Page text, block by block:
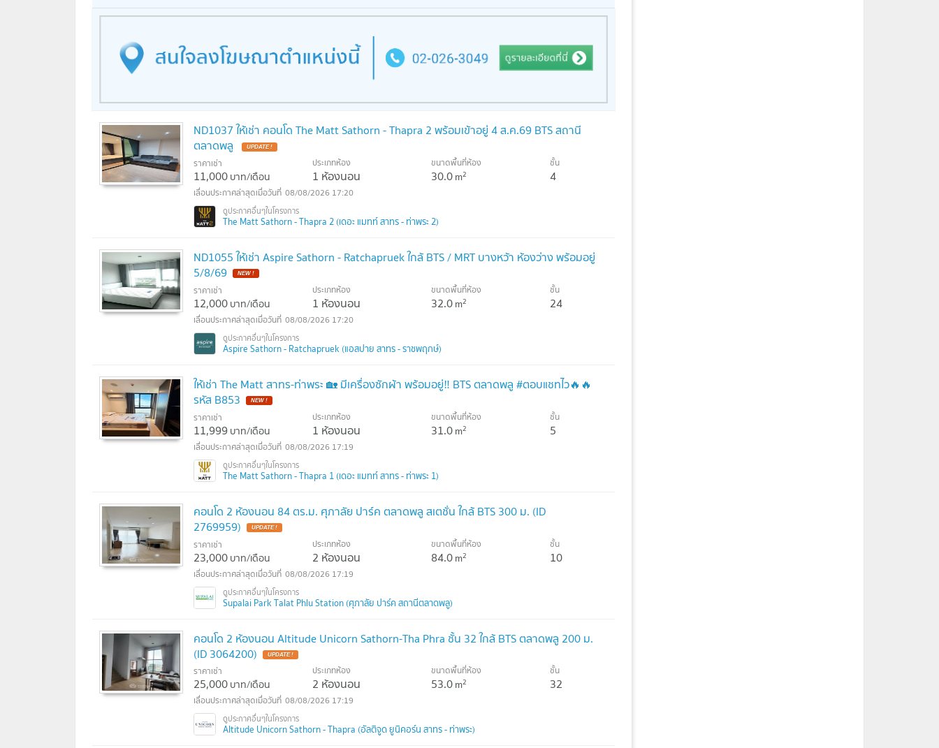
ND1037 ให้เช่า คอนโด The Matt Sathorn - Thapra 2 พร้อมเข้าอยู่ 4 ส.ค.69 BTS สถานี
ตลาดพลู
ราคาเช่า
11,000บาท/เดือน
ประเภทห้อง
1 ห้องนอน
ขนาดพื้นที่ห้อง
30.0m2
ชั้น
4
08/08/2026 17:20
The Matt Sathorn - Thapra 2 (เดอะ แมทท์ สาทร - ท่าพระ 2)
ND1055 ให้เช่า Aspire Sathorn - Ratchapruek ใกล้ BTS / MRT บางหว้า ห้องว่าง พร้อมอยู่
5/8/69
ราคาเช่า
12,000บาท/เดือน
ประเภทห้อง
1 ห้องนอน
ขนาดพื้นที่ห้อง
32.0m2
ชั้น
24
08/08/2026 17:20
Aspire Sathorn - Ratchapruek (แอสปาย สาทร - ราชพฤกษ์)
ให้เช่า The Matt สาทร-ท่าพระ 🏡 มีเครื่องซักผ้า พร้อมอยู่‼️ BTS ตลาดพลู #ตอบแชทไว🔥🔥
รหัส B853
ราคาเช่า
11,999บาท/เดือน
ประเภทห้อง
1 ห้องนอน
ขนาดพื้นที่ห้อง
31.0m2
ชั้น
5
08/08/2026 17:19
The Matt Sathorn - Thapra 1 (เดอะ แมทท์ สาทร - ท่าพระ 1)
คอนโด 2 ห้องนอน 84 ตร.ม. ศุภาลัย ปาร์ค ตลาดพลู สเตชั่น ใกล้ BTS 300 ม. (ID
2769959)
ราคาเช่า
23,000บาท/เดือน
ประเภทห้อง
2 ห้องนอน
ขนาดพื้นที่ห้อง
84.0m2
ชั้น
10
08/08/2026 17:19
Supalai Park Talat Phlu Station (ศุภาลัย ปาร์ค สถานีตลาดพลู)
คอนโด 2 ห้องนอน Altitude Unicorn Sathorn-Tha Phra ชั้น 32 ใกล้ BTS ตลาดพลู 200 ม.
(ID 3064200)
ราคาเช่า
25,000บาท/เดือน
ประเภทห้อง
2 ห้องนอน
ขนาดพื้นที่ห้อง
53.0m2
ชั้น
32
08/08/2026 17:19
Altitude Unicorn Sathorn - Thapra (อัลติจูด ยูนิคอร์น สาทร - ท่าพระ)